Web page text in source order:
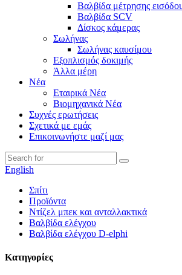
Βαλβίδα μέτρησης
Βαλβίδα SCV
Δίσκος κάμερας
Σωλήνας
Σωλήνας καυσίμου
Εξοπλισμός δοκιμής
Άλλα μέρη
Νέα
Εταιρικά Νέα
Βιομηχανικά Νέα
Συχνές ερωτήσεις
Σχετικά με εμάς
Επικοινωνήστε μαζί μας
English
Σπίτι
Προϊόντα
Ντίζελ μπεκ και ανταλλακτικά
Βαλβίδα ελέγχου
Βαλβίδα ελέγχου D-elphi
Κατηγορίες